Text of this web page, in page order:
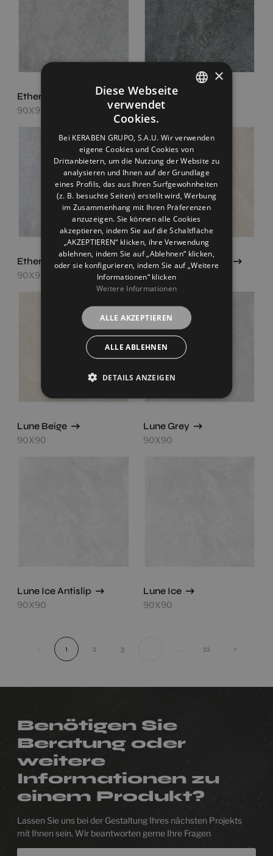
Ethereal Grey
90X90
Ethereal Night
90X90
Ethereal White
90X90
Lune Beige Antislip
90X90
Lune Beige
90X90
Lune Grey
90X90
Lune Ice Antislip
90X90
Lune Ice
90X90
1 2 3 22 ›
Benötigen Sie
Beratung oder
weitere
Informationen zu
einem Produkt?
Lassen Sie uns bei der Gestaltung Ihres nächsten Projekts
mit Ihnen sein. Wir beantworten gerne Ihre Fragen
FRENCH
GERMAN
×
Diese Webseite
verwendet
Cookies.
Bei KERABEN GRUPO, S.A.U. Wir verwenden
eigene Cookies und Cookies von
Drittanbietern, um die Nutzung der Website zu
analysieren und Ihnen auf der Grundlage
eines Profils, das aus Ihren Surfgewohnheiten
(z. B. besuchte Seiten) erstellt wird, Werbung
im Zusammenhang mit Ihren Präferenzen
anzuzeigen. Sie können alle Cookies
akzeptieren, indem Sie auf die Schaltfläche
„AKZEPTIEREN“ klicken, ihre Verwendung
ablehnen, indem Sie auf „Ablehnen“ klicken,
oder sie konfigurieren, indem Sie auf „Weitere
Informationen“ klicken
Weitere Informationen
ALLE AKZEPTIEREN
ALLE ABLEHNEN
DETAILS ANZEIGEN